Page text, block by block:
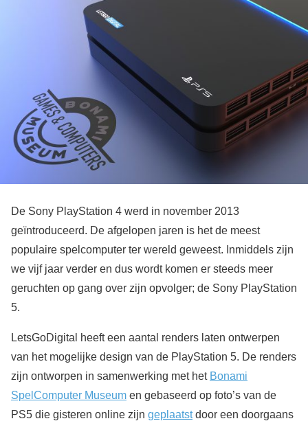
De Sony PlayStation 4 werd in november 2013
geïntroduceerd. De afgelopen jaren is het de meest
populaire spelcomputer ter wereld geweest. Inmiddels zijn
we vijf jaar verder en dus wordt komen er steeds meer
geruchten op gang over zijn opvolger; de Sony PlayStation
5.
LetsGoDigital heeft een aantal renders laten ontwerpen
van het mogelijke design van de PlayStation 5. De renders
zijn ontworpen in samenwerking met het Bonami
SpelComputer Museum en gebaseerd op foto’s van de
PS5 die gisteren online zijn geplaatstdoor een doorgaans